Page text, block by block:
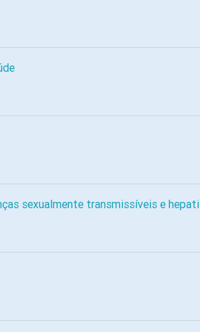
sexualmente transmissíveis e